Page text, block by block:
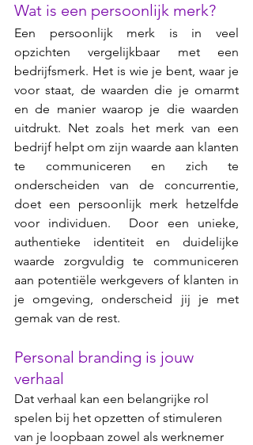
Wat is een persoonlijk merk?
Een persoonlijk merk is in veel
opzichten vergelijkbaar met een
bedrijfsmerk. Het is wie je bent, waar je
voor staat, de waarden die je omarmt
en de manier waarop je die waarden
uitdrukt. Net zoals het merk van een
bedrijf helpt om zijn waarde aan klanten
te communiceren en zich te
onderscheiden van de concurrentie,
doet een persoonlijk merk hetzelfde
authentieke identiteit en duidelijke
waarde zorgvuldig te communiceren
aan potentiële werkgevers of klanten in
je omgeving, onderscheid jij je met
gemak van de rest.
Personal branding is jouw
verhaal
Dat verhaal kan een belangrijke rol
spelen bij het opzetten of stimuleren
van je loopbaan zowel als werknemer